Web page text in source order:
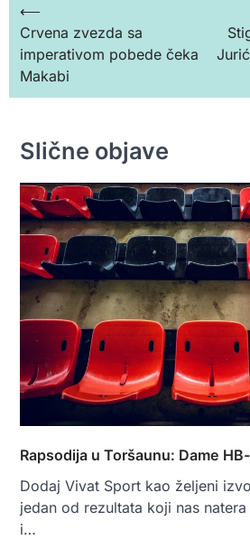
Кретање
чланка
⟵
Crvena zvezda sa
imperativom pobede čeka
Makabi
Slične objave
Rapsodija u Toršaunu: Dame
Dodaj Vivat Sport kao željeni
jedan od rezultata koji nas
i…